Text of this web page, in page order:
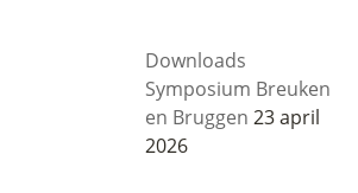
Downloads
Symposium Breuken
en Bruggen 23 april
2026